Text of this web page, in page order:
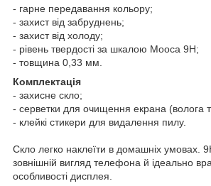
- гарне передавання кольору;
- захист від забруднень;
- захист від холоду;
- рівень твердості за шкалою Мооса 9Н;
- товщина 0,33 мм.
Комплектація
- захисне скло;
- серветки для очищення екрана (волога
- клейкі стикери для видалення пилу.
Скло легко наклеїти в домашніх умовах.
зовнішній вигляд телефона й ідеально
особливості дисплея.